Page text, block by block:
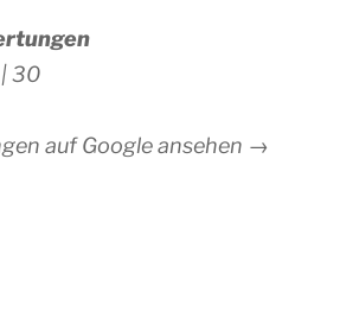
30
auf Google ansehen →